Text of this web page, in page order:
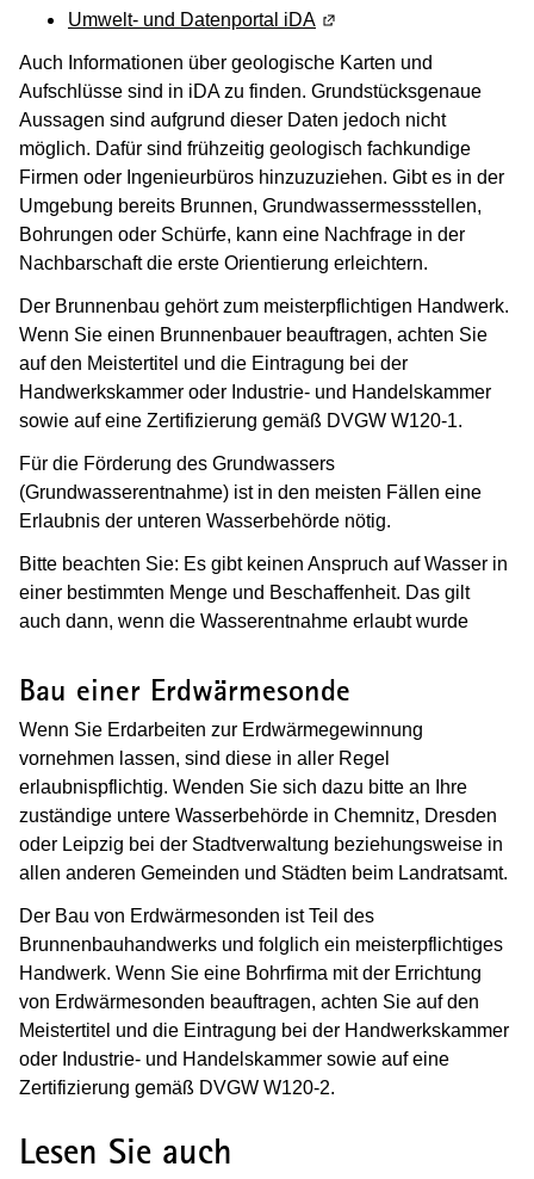
Umwelt- und Datenportal iDA (Wird in einem neuen
Auch Informationen über geologische Karten und
Aufschlüsse sind in iDA zu finden. Grundstücksgenaue
Aussagen sind aufgrund dieser Daten jedoch nicht
möglich. Dafür sind frühzeitig geologisch fachkundige
Firmen oder Ingenieurbüros hinzuzuziehen. Gibt es in der
Umgebung bereits Brunnen, Grundwassermessstellen,
Bohrungen oder Schürfe, kann eine Nachfrage in der
Nachbarschaft die erste Orientierung erleichtern.
Der Brunnenbau gehört zum meisterpflichtigen Handwerk.
Wenn Sie einen Brunnenbauer beauftragen, achten Sie
auf den Meistertitel und die Eintragung bei der
Handwerkskammer oder Industrie- und Handelskammer
sowie auf eine Zertifizierung gemäß DVGW W120-1.
Für die Förderung des Grundwassers
(Grundwasserentnahme) ist in den meisten Fällen eine
Erlaubnis der unteren Wasserbehörde nötig.
Bitte beachten Sie: Es gibt keinen Anspruch auf Wasser in
einer bestimmten Menge und Beschaffenheit. Das gilt
auch dann, wenn die Wasserentnahme erlaubt wurde
Bau einer Erdwärmesonde
Wenn Sie Erdarbeiten zur Erdwärmegewinnung
vornehmen lassen, sind diese in aller Regel
erlaubnispflichtig. Wenden Sie sich dazu bitte an Ihre
zuständige untere Wasserbehörde in Chemnitz, Dresden
oder Leipzig bei der Stadtverwaltung beziehungsweise in
allen anderen Gemeinden und Städten beim Landratsamt.
Der Bau von Erdwärmesonden ist Teil des
Brunnenbauhandwerks und folglich ein meisterpflichtiges
Handwerk. Wenn Sie eine Bohrfirma mit der Errichtung
von Erdwärmesonden beauftragen, achten Sie auf den
Meistertitel und die Eintragung bei der Handwerkskammer
oder Industrie- und Handelskammer sowie auf eine
Zertifizierung gemäß DVGW W120-2.
Lesen Sie auch